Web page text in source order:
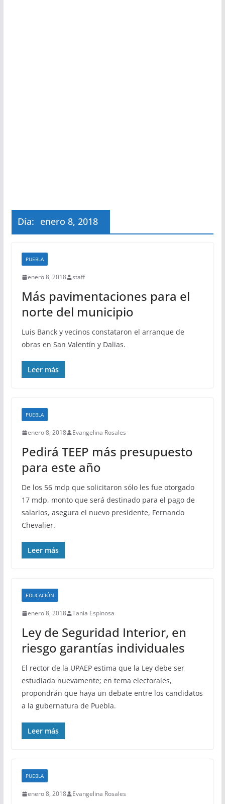
Día: enero 8, 2018
PUEBLA
enero 8, 2018 staff
Más pavimentaciones para el
norte del municipio
Luis Banck y vecinos constataron el arranque de
obras en San Valentín y Dalias.
Leer más
PUEBLA
enero 8, 2018 Evangelina Rosales
Pedirá TEEP más presupuesto
para este año
De los 56 mdp que solicitaron sólo les fue otorgado
17 mdp, monto que será destinado para el pago de
salarios, asegura el nuevo presidente, Fernando
Chevalier.
Leer más
EDUCACIÓN
enero 8, 2018 Tania Espinosa
Ley de Seguridad Interior, en
riesgo garantías individuales
El rector de la UPAEP estima que la Ley debe ser
estudiada nuevamente; en tema electorales,
propondrán que haya un debate entre los candidatos
a la gubernatura de Puebla.
Leer más
PUEBLA
enero 8, 2018 Evangelina Rosales